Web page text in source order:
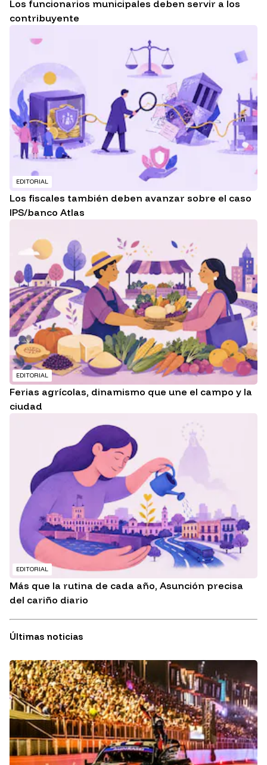
Los funcionarios municipales deben servir a los
contribuyente
EDITORIAL
Los fiscales también deben avanzar sobre el caso
IPS/banco Atlas
EDITORIAL
Ferias agrícolas, dinamismo que une el campo y la
ciudad
EDITORIAL
Más que la rutina de cada año, Asunción precisa
del cariño diario
Últimas noticias